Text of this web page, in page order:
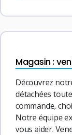
Magasin :
Découvrez
détachées
commande,
Notre équipe
vous aider.